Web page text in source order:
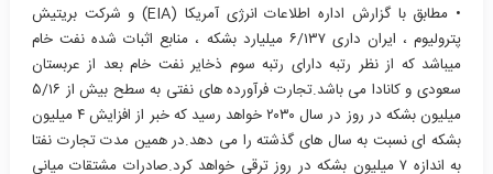
• مطابق با گزارش اداره اطلاعات انرژی آمریکا (EIA) و شرکت بریتیش
پترولیوم ، ایران داری ۶/۱۳۷ میلیارد بشکه ، منابع اثبات شده نفت خام
میباشد که از نظر رتبه دارای رتبه سوم ذخایر نفت خام بعد از عربستان
سعودی و کانادا می باشد.تجارت فرآورده های نفتی به سطح بیش از ۵/۱۶
میلیون بشکه در روز در سال ۲۰۳۰ خواهد رسید که خبر از افزایش ۴ میلیون
بشکه ای نسبت به سال های گذشته را می دهد.در همین مدت تجارت نفتا
به اندازه ۷ میلیون بشکه در روز ترقی خواهد کرد.صادرات مشتقات میانی